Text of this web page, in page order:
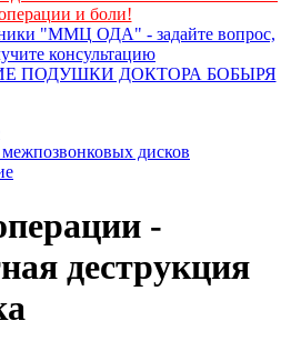
и боли!
"ММЦ ОДА" - задайте вопрос,
консультацию
ПОДУШКИ ДОКТОРА БОБЫРЯ
дисков
-
деструкция